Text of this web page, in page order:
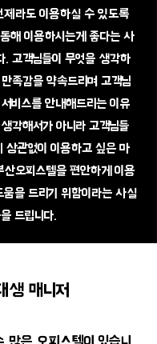
제라도 이용하실 수 있도록
해 이용하시는게 좋다는 사
. 고객님들이 무엇을 생각하
족감을 약속드리며 고객님
비스를 안내해드리는 이유
각해서가 아니라 고객님들
상관없이 이용하고 싶은 마
오피스텔을 편안하게 이용
을 드리기 위함이라는 사실
드립니다.
생 매니저